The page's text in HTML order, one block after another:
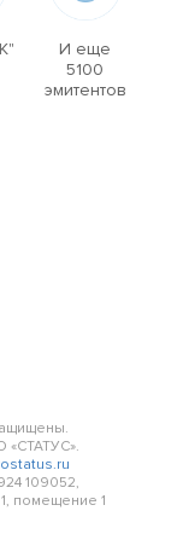
И еще
5100
эмитентов
«СТАТУС».
109052,
помещение 1